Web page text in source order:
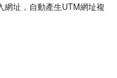
網址，自動產生UTM網址複